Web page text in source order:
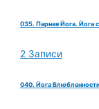
035. Парная Йога. Йога
2 Записи
040. Йога